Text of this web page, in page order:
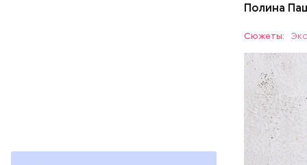
Полина
Сюжеты:
ЕДА